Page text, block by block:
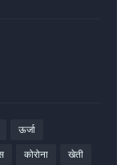
ऊर्जा
कोरोना खेती